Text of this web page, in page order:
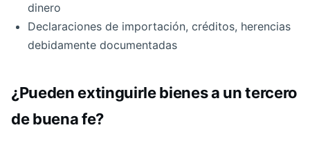
dinero
Declaraciones de importación, créditos, herencias
debidamente documentadas
¿Pueden extinguirle bienes a un tercero
de buena fe?